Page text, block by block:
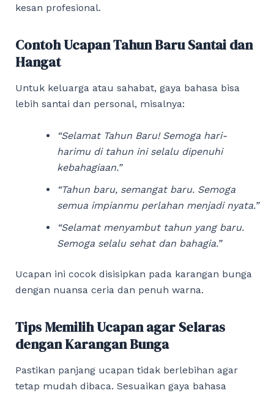
kesan profesional.
Contoh Ucapan Tahun Baru Santai dan
Hangat
Untuk keluarga atau sahabat, gaya bahasa bisa
lebih santai dan personal, misalnya:
“Selamat Tahun Baru! Semoga hari-
harimu di tahun ini selalu dipenuhi
kebahagiaan.”
“Tahun baru, semangat baru. Semoga
semua impianmu perlahan menjadi nyata.”
“Selamat menyambut tahun yang baru.
Semoga selalu sehat dan bahagia.”
Ucapan ini cocok disisipkan pada karangan bunga
dengan nuansa ceria dan penuh warna.
Tips Memilih Ucapan agar Selaras
dengan Karangan Bunga
Pastikan panjang ucapan tidak berlebihan agar
tetap mudah dibaca. Sesuaikan gaya bahasa